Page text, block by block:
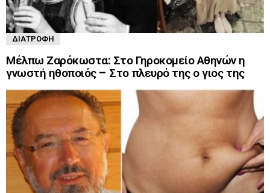
ΔΙΑΤΡΟΦΉ
Μέλπω Ζαρόκωστα: Στο Γηροκομείο Αθηνών η
γνωστή ηθοποιός – Στο πλευρό της ο γιος της